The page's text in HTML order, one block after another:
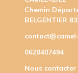
Chemin
BELGENTIER
0620407494
Nous contacter